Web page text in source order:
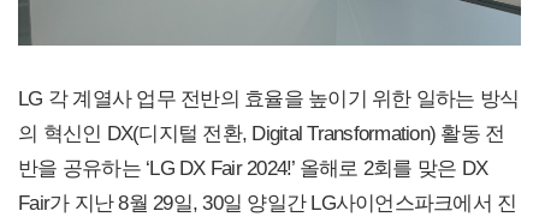
LG 각 계열사 업무 전반의 효율을 높이기 위한 일하는 방식
의 혁신인 DX(디지털 전환, Digital Transformation) 활동 전
반을 공유하는 ‘LG DX Fair 2024!’ 올해로 2회를 맞은 DX
Fair가 지난 8월 29일, 30일 양일간 LG사이언스파크에서 진